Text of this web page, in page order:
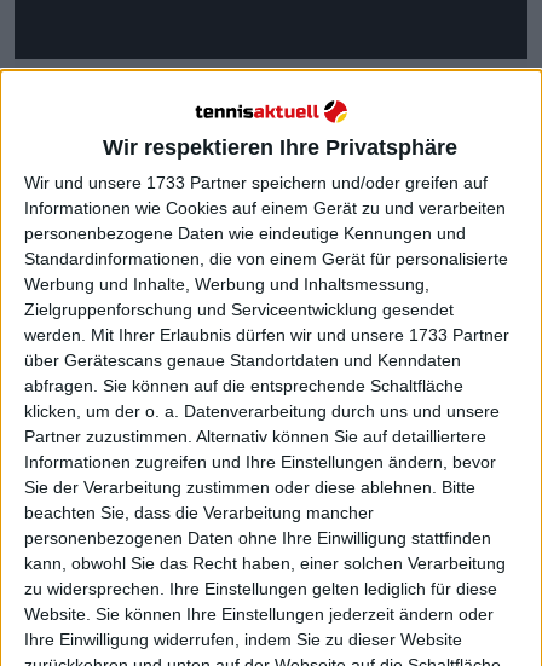
Wir respektieren Ihre Privatsphäre
Wir und unsere 1733 Partner speichern und/oder greifen auf
Informationen wie Cookies auf einem Gerät zu und verarbeiten
personenbezogene Daten wie eindeutige Kennungen und
Standardinformationen, die von einem Gerät für personalisierte
Werbung und Inhalte, Werbung und Inhaltsmessung,
Zielgruppenforschung und Serviceentwicklung gesendet
werden.
Mit Ihrer Erlaubnis dürfen wir und unsere 1733 Partner
über Gerätescans genaue Standortdaten und Kenndaten
abfragen. Sie können auf die entsprechende Schaltfläche
klicken, um der o. a. Datenverarbeitung durch uns und unsere
Partner zuzustimmen. Alternativ können Sie auf detailliertere
Informationen zugreifen und Ihre Einstellungen ändern, bevor
Sie der Verarbeitung zustimmen oder diese ablehnen.
Bitte
beachten Sie, dass die Verarbeitung mancher
personenbezogenen Daten ohne Ihre Einwilligung stattfinden
kann, obwohl Sie das Recht haben, einer solchen Verarbeitung
zu widersprechen. Ihre Einstellungen gelten lediglich für diese
Website. Sie können Ihre Einstellungen jederzeit ändern oder
Ihre Einwilligung widerrufen, indem Sie zu dieser Website
Am 11.01.2026 trifft die Ukrainerin auf Sabalenka, ihre
Gegnerin im Finale derBrisbane International. Die
23-Jährige präsentierte sich bei ihrem 6:0, 6:3-Sieg
über die frühere US-Open-Finalistin Jessica Pegula
in Topform. Es ist ein Match, das viel Aufmerksamkeit
auf sich ziehen wird, während die Vorgeschichte wie
ein Schatten darüber liegt.
Weiterlesen
United Cup: Bencic und
Wawrinka führen die Schweiz
nach dramatischem Halbfinalsieg
über Belgien erstmals ins Finale